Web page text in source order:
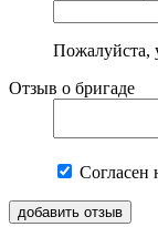
Пожалуйста,
Отзыв о бригаде
Согласен